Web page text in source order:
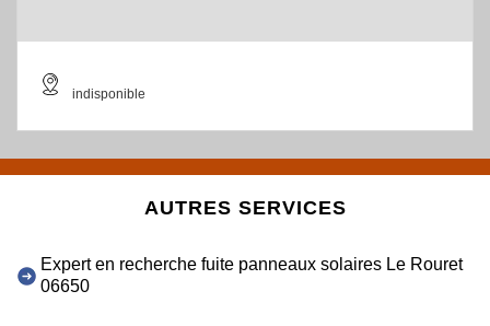
indisponible
AUTRES SERVICES
Expert en recherche fuite panneaux solaires Le Rouret
06650